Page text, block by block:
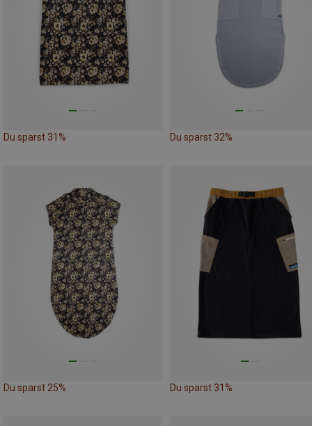
Du sparst 31% Du sparst 32%
Du sparst 25% Du sparst 31%